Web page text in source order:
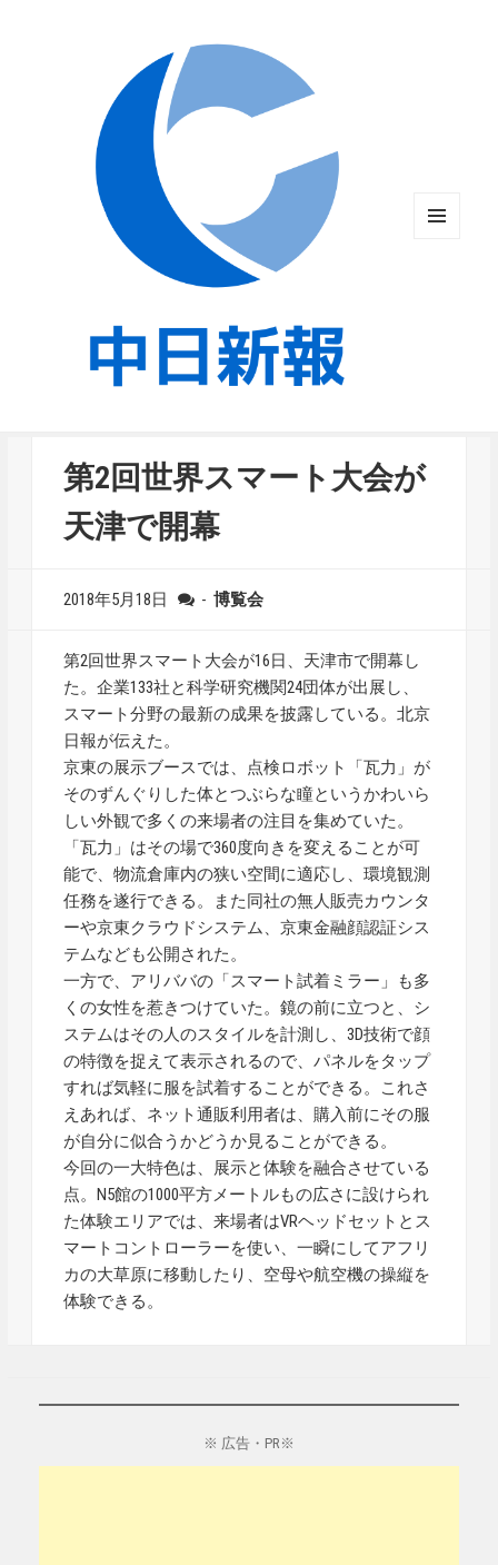
第2回世界スマート大会が
天津で開幕
2018年5月18日 - 博覧会
第2回世界スマート大会が16日、天津市で開幕し
た。企業133社と科学研究機関24団体が出展し、
スマート分野の最新の成果を披露している。北京
日報が伝えた。
京東の展示ブースでは、点検ロボット「瓦力」が
そのずんぐりした体とつぶらな瞳というかわいら
しい外観で多くの来場者の注目を集めていた。
「瓦力」はその場で360度向きを変えることが可
能で、物流倉庫内の狭い空間に適応し、環境観測
任務を遂行できる。また同社の無人販売カウンタ
ーや京東クラウドシステム、京東金融顔認証シス
テムなども公開された。
一方で、アリババの「スマート試着ミラー」も多
くの女性を惹きつけていた。鏡の前に立つと、シ
ステムはその人のスタイルを計測し、3D技術で顔
の特徴を捉えて表示されるので、パネルをタップ
すれば気軽に服を試着することができる。これさ
えあれば、ネット通販利用者は、購入前にその服
が自分に似合うかどうか見ることができる。
今回の一大特色は、展示と体験を融合させている
点。N5館の1000平方メートルもの広さに設けられ
た体験エリアでは、来場者はVRヘッドセットとス
マートコントローラーを使い、一瞬にしてアフリ
カの大草原に移動したり、空母や航空機の操縦を
体験できる。
※ 広告・PR※